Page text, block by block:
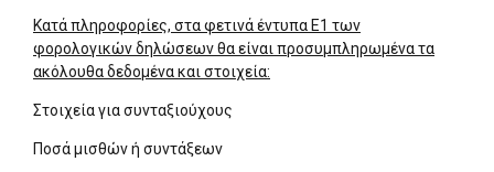
Κατά πληροφορίες, στα φετινά έντυπα Ε1 των
φορολογικών δηλώσεων θα είναι προσυμπληρωμένα τα
ακόλουθα δεδομένα και στοιχεία:
Στοιχεία για συνταξιούχους
Ποσά μισθών ή συντάξεων